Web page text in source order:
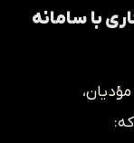
با سامانه
مؤدیان،